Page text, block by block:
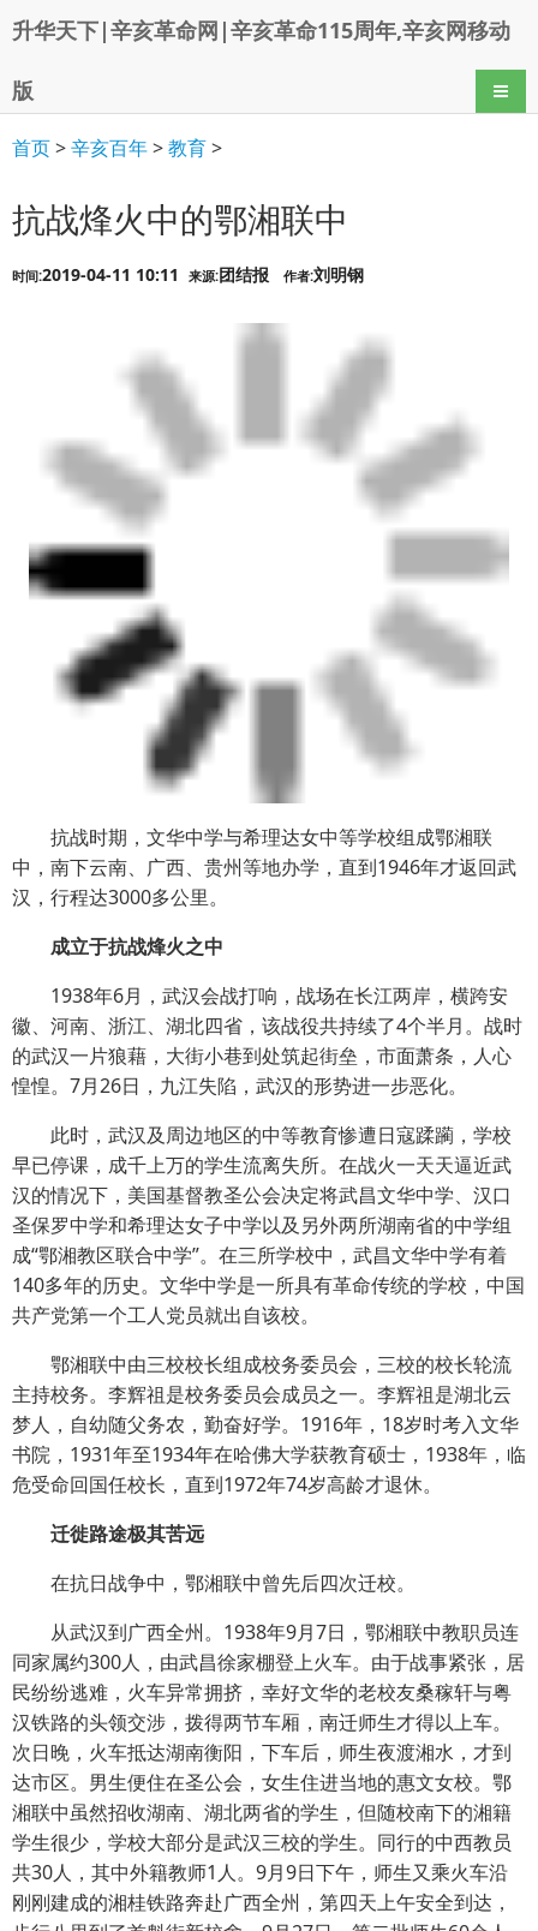
升华天下|辛亥革命网|辛亥革命115周年,辛亥网移动
版 导航
首页>辛亥百年>教育>
抗战烽火中的鄂湘联中
时间:2019-04-11 10:11 来源:团结报 作者:刘明钢
抗战时期，文华中学与希理达女中等学校组成鄂湘联
中，南下云南、广西、贵州等地办学，直到1946年才返回武
汉，行程达3000多公里。
成立于抗战烽火之中
1938年6月，武汉会战打响，战场在长江两岸，横跨安
徽、河南、浙江、湖北四省，该战役共持续了4个半月。战时
的武汉一片狼藉，大街小巷到处筑起街垒，市面萧条，人心
惶惶。7月26日，九江失陷，武汉的形势进一步恶化。
此时，武汉及周边地区的中等教育惨遭日寇蹂躏，学校
早已停课，成千上万的学生流离失所。在战火一天天逼近武
汉的情况下，美国基督教圣公会决定将武昌文华中学、汉口
圣保罗中学和希理达女子中学以及另外两所湖南省的中学组
成“鄂湘教区联合中学”。在三所学校中，武昌文华中学有着
140多年的历史。文华中学是一所具有革命传统的学校，中国
共产党第一个工人党员就出自该校。
鄂湘联中由三校校长组成校务委员会，三校的校长轮流
主持校务。李辉祖是校务委员会成员之一。李辉祖是湖北云
梦人，自幼随父务农，勤奋好学。1916年，18岁时考入文华
书院，1931年至1934年在哈佛大学获教育硕士，1938年，临
危受命回国任校长，直到1972年74岁高龄才退休。
迁徙路途极其苦远
在抗日战争中，鄂湘联中曾先后四次迁校。
从武汉到广西全州。1938年9月7日，鄂湘联中教职员连
同家属约300人，由武昌徐家棚登上火车。由于战事紧张，居
民纷纷逃难，火车异常拥挤，幸好文华的老校友桑稼轩与粤
汉铁路的头领交涉，拨得两节车厢，南迁师生才得以上车。
次日晚，火车抵达湖南衡阳，下车后，师生夜渡湘水，才到
达市区。男生便住在圣公会，女生住进当地的惠文女校。鄂
湘联中虽然招收湖南、湖北两省的学生，但随校南下的湘籍
学生很少，学校大部分是武汉三校的学生。同行的中西教员
共30人，其中外籍教师1人。9月9日下午，师生又乘火车沿
刚刚建成的湘桂铁路奔赴广西全州，第四天上午安全到达，